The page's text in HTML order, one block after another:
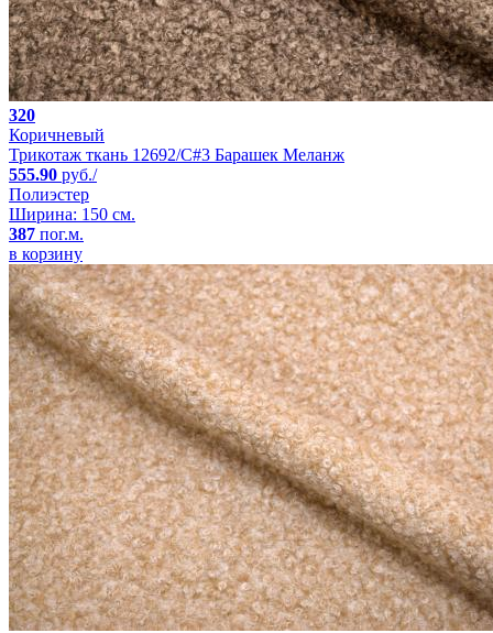
320
Коричневый
Трикотаж ткань 12692/C#3 Барашек Меланж
555.90 руб./
Полиэстер
Ширина: 150 см.
387 пог.м.
в корзину